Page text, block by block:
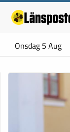
Onsdag 5 Aug